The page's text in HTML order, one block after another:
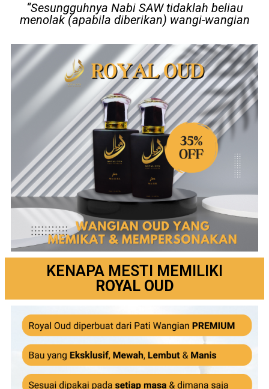
“Sesungguhnya Nabi SAW tidaklah beliau
menolak (apabila diberikan) wangi-wangian
KENAPA MESTI MEMILIKI
ROYAL OUD